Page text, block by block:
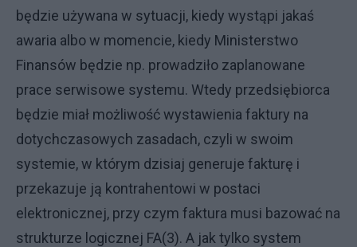
będzie używana w sytuacji, kiedy wystąpi jakaś
awaria albo w momencie, kiedy Ministerstwo
Finansów będzie np. prowadziło zaplanowane
prace serwisowe systemu. Wtedy przedsiębiorca
będzie miał możliwość wystawienia faktury na
dotychczasowych zasadach, czyli w swoim
systemie, w którym dzisiaj generuje fakturę i
przekazuje ją kontrahentowi w postaci
elektronicznej, przy czym faktura musi bazować na
strukturze logicznej FA(3). A jak tylko system